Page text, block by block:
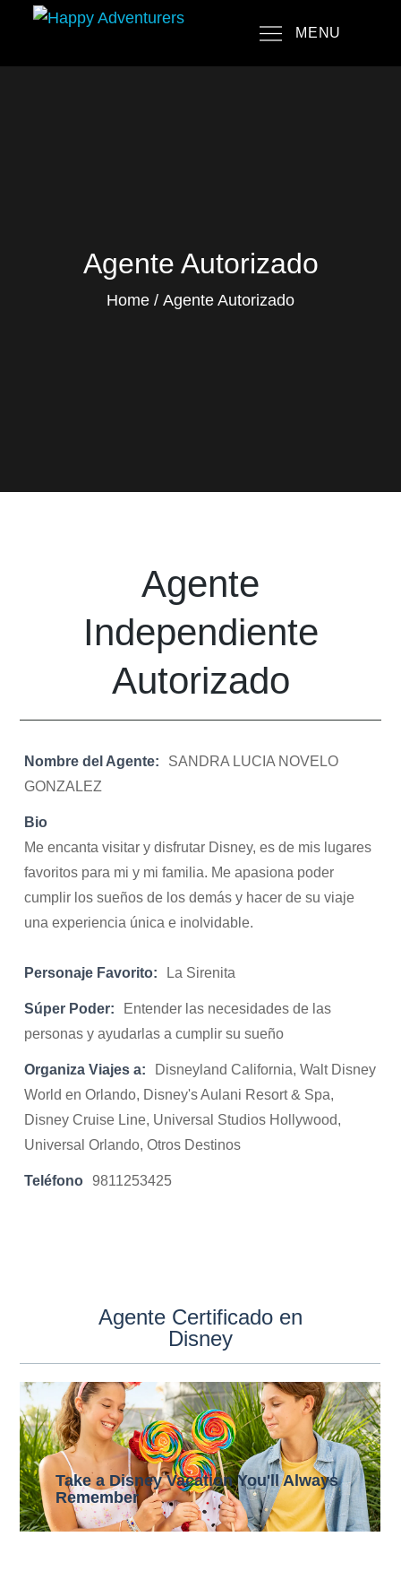
content
MENU
Agente Autorizado
Home Agente Autorizado
Agente
Independiente
Autorizado
Nombre del Agente:
SANDRA LUCIA NOVELO
GONZALEZ
Bio
Me encanta visitar y disfrutar Disney, es de mis lugares
favoritos para mi y mi familia. Me apasiona poder
cumplir los sueños de los demás y hacer de su viaje
una experiencia única e inolvidable.
Personaje Favorito: La Sirenita
Súper Poder:
Entender las necesidades de las
personas y ayudarlas a cumplir su sueño
Organiza Viajes a:
Disneyland California, Walt Disney
World en Orlando, Disney's Aulani Resort & Spa,
Disney Cruise Line, Universal Studios Hollywood,
Universal Orlando, Otros Destinos
Teléfono 9811253425